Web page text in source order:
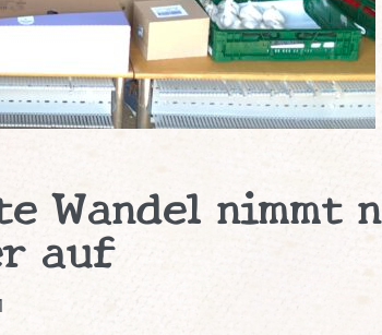
Wandel nimmt
auf